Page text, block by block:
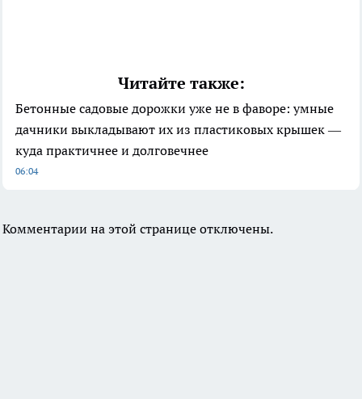
Читайте также:
Бетонные садовые дорожки уже не в фаворе: умные
дачники выкладывают их из пластиковых крышек —
куда практичнее и долговечнее
06:04
Комментарии на этой странице отключены.